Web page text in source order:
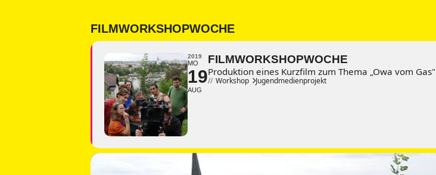
FILMWORKSHOPWOCHE
2019
MO
19
AUG
FILMWORKSHOPWOCHE
Produktion eines Kurzfilm zum Thema „Owa vom Gas"
// Workshop Jugendmedienprojekt